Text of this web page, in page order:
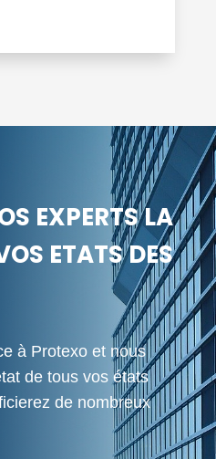
EXPERTS LA
ETATS DES
à Protexo et nous
de tous vos états
de nombreux